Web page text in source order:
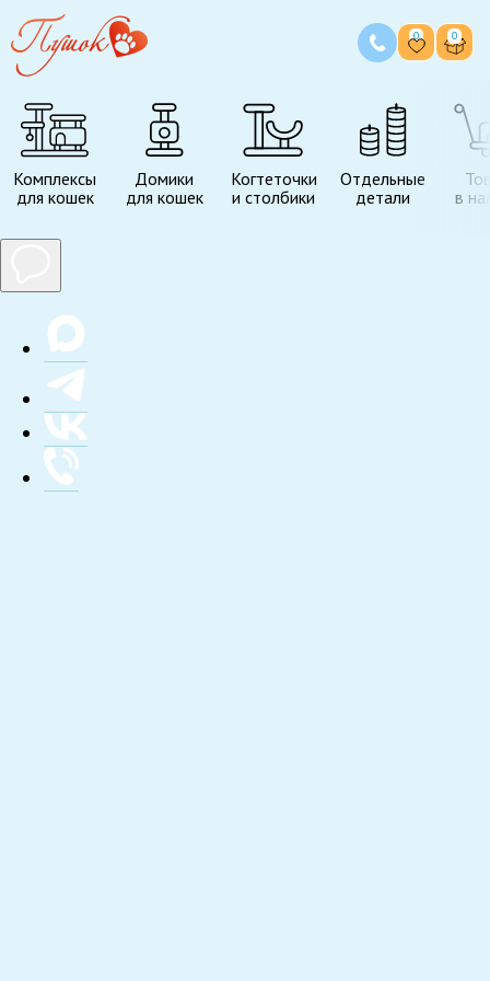
0 0
Комплексы
для кошек
Домики
для кошек
Когтеточки
и столбики
Отдельные
детали
в